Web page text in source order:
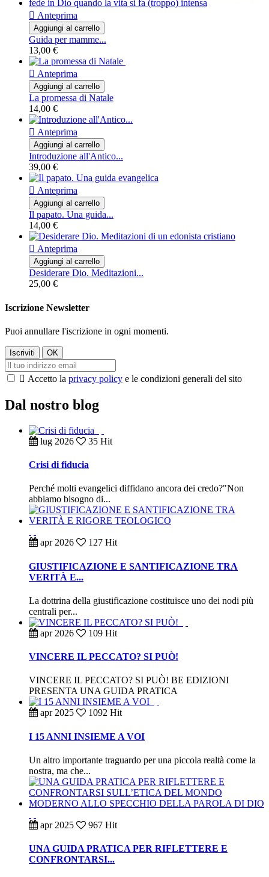
 Anteprima
Aggiungi al carrello
Guida per mamme...
13,00 €
 Anteprima
Aggiungi al carrello
La promessa di Natale
14,00 €
 Anteprima
Aggiungi al carrello
Introduzione all'Antico...
39,00 €
 Anteprima
Aggiungi al carrello
Il papato. Una guida...
14,00 €
 Anteprima
Aggiungi al carrello
Desiderare Dio. Meditazioni...
25,00 €
Iscrizione Newsletter
Puoi annullare l'iscrizione in ogni momenti.
 Accetto la privacy policy e le condizioni generali del sito
Dal nostro blog
lug 2026 35 Hit
Crisi di fiducia
Perché molti evangelici diffidano ancora dei credo?"Non
abbiamo bisogno di...
apr 2026 127 Hit
GIUSTIFICAZIONE E SANTIFICAZIONE TRA
VERITÀ E...
La dottrina della giustificazione costituisce uno dei nodi più
centrali per...
apr 2026 109 Hit
VINCERE IL PECCATO? SI PUÒ!
VINCERE IL PECCATO? SI PUÒ! BE EDIZIONI
PRESENTA UNA GUIDA PRATICA
apr 2025 1092 Hit
I 15 ANNI INSIEME A VOI
Un altro importante traguardo per una piccola realtà come la
nostra, ma che...
apr 2025 967 Hit
UNA GUIDA PRATICA PER RIFLETTERE E
CONFRONTARSI...